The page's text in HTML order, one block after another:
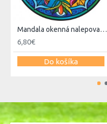
Mandala okenná nalepovacia - Záhrada divokých kvetov
6,80€
Do košíka